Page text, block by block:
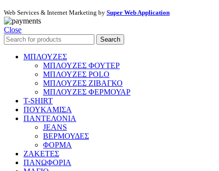
Web Services & Internet Marketing by Super Web Application
Close
Search
ΜΠΛΟΥΖΕΣ
ΜΠΛΟΥΖΕΣ ΦΟΥΤΕΡ
ΜΠΛΟΥΖΕΣ POLO
ΜΠΛΟΥΖΕΣ ΖΙΒΑΓΚΟ
ΜΠΛΟΥΖΕΣ ΦΕΡΜΟΥΑΡ
T-SHIRT
ΠΟΥΚΑΜΙΣΑ
ΠΑΝΤΕΛΟΝΙΑ
JEANS
ΒΕΡΜΟΥΔΕΣ
ΦΟΡΜΑ
ΖΑΚΕΤΕΣ
ΠΑΝΩΦΟΡΙΑ